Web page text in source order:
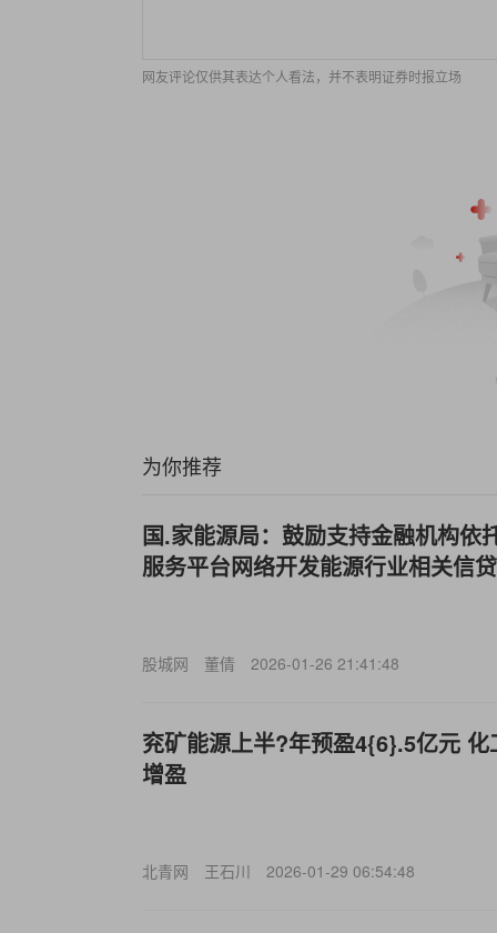
网友评论仅供其表达个人看法，并不表明证券时报立场
为你推荐
国.家能源局：鼓励支持金融机构依
服务平台网络开发能源行业相关信
股城网 董倩 2026-01-26 21:41:48
兖矿能源上半?年预盈4{6}.5亿元
增盈
北青网 王石川 2026-01-29 06:54:48